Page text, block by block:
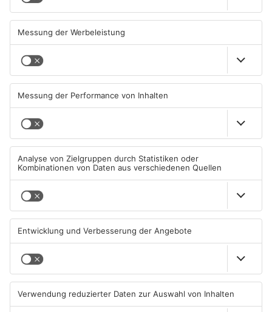
Autofahrerin mit drei
Promille in Eichenbühl
gestoppt
31.07.2026, 11:45 UHR IN KREIS
MILTENBERG
Erlenbach: Dr. Dagmar
Sohlbach wird Leiterin der
Allgemein- und
Viszeralchirurgie
31.07.2026, 11:35 UHR IN KREIS
MILTENBERG